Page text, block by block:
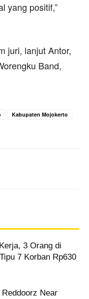
yang positif,”
juri, lanjut Antor,
Band,
Kabupaten Mojokerto
3 Orang di
7 Korban Rp630
Near